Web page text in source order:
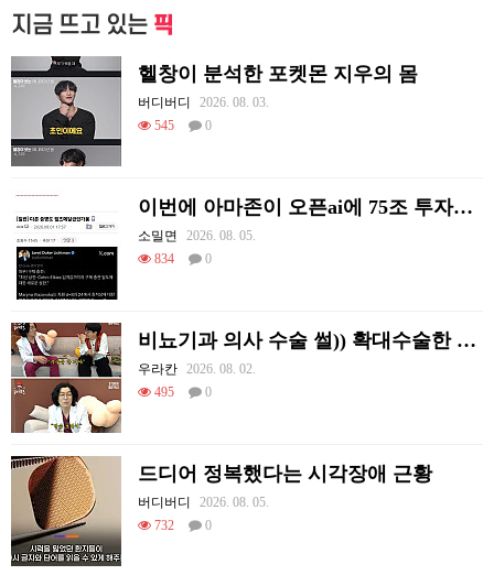
지금 뜨고 있는 픽
헬창이 분석한 포켓몬 지우의 몸
버디버디
2026. 08. 03.
545
0
이번에 아마존이 오픈ai에 75조 투자한 이유
소밀면
2026. 08. 05.
834
0
비뇨기과 의사 수술 썰)) 확대수술한 여러 셀럽들
우라칸
2026. 08. 02.
495
0
드디어 정복했다는 시각장애 근황
버디버디
2026. 08. 05.
732
0